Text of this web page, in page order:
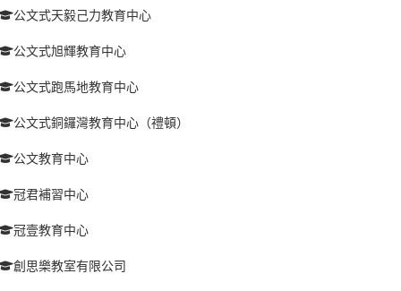
公文式天毅己力教育中心
公文式旭輝教育中心
公文式跑馬地教育中心
公文式銅鑼灣教育中心（禮頓）
公文教育中心
冠君補習中心
冠壹教育中心
創思樂教室有限公司